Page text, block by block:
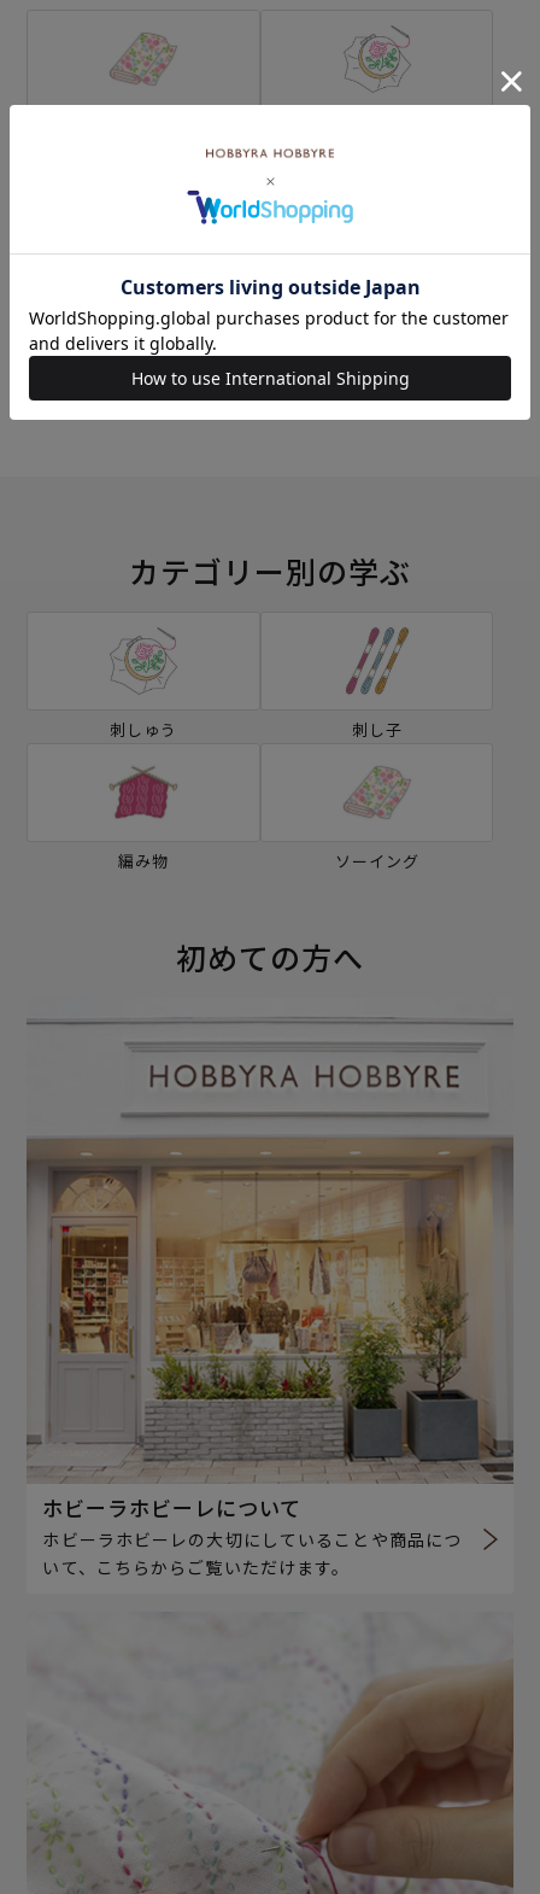
刺し子 編み物
ミシン ソーイングボックス
カテゴリー別の学ぶ
刺しゅう 刺し子
編み物 ソーイング
初めての方へ
ホビーラホビーレについて
ホビーラホビーレの大切にしていることや商品につ
いて、こちらからご覧いただけます。